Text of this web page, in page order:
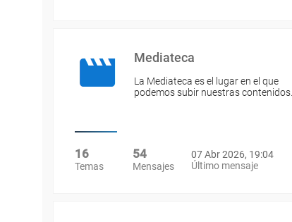
Mediateca
La Mediateca es el lugar en el que
podemos subir nuestras contenidos…
16
Temas
54
Mensajes
07 Abr 2026, 19:04
Último mensaje